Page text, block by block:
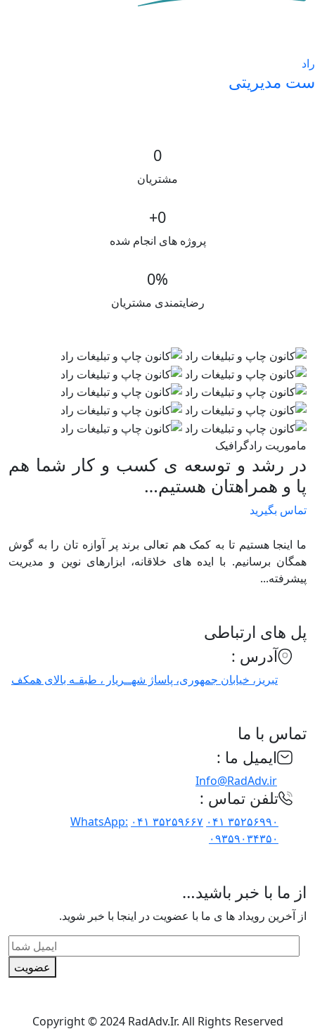
راد
ست مدیریتی
0
مشتریان
0
+
پروژه های انجام شده
0%
رضایتمندی مشتریان
ماموریت رادگرافیک
در رشد و توسعه ی کسب و کار شما هم
پا و همراهتان هستیم…
تماس بگیرید
ما اینجا هستیم تا به کمک هم تعالی برند پر آوازه تان را به گوش
همگان برسانیم. با ایده های خلاقانه، ابزارهای نوین و مدیریت
پیشرفته...
پل های ارتباطی
آدرس :
تبریز، خیابان جمهوری، پاساژ شهــریار ، طبقـه بالای همکف
تماس با ما
ایمیل ما :
Info@RadAdv.ir
تلفن تماس :
۳۵۲۵۶۹۹۰ ۰۴۱ ۳۵۲۵۹۶۶۷ ۰۴۱
WhatsApp:
۰۹۳۵۹۰۳۴۳۵۰
از ما با خبر باشید…
از آخرین رویداد ها ی ما با عضویت در اینجا با خبر شوید.
عضویت
Copyright © 2024 RadAdv.Ir. All Rights Reserved